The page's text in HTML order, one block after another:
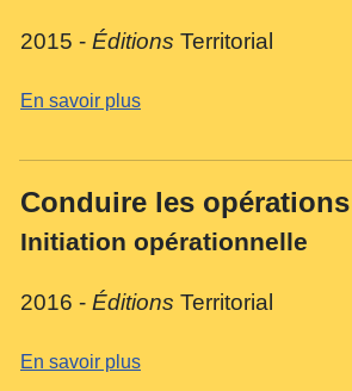
2015 - Éditions Territorial
En savoir plus
Conduire les
Initiation opérationnelle
2016 - Éditions Territorial
En savoir plus